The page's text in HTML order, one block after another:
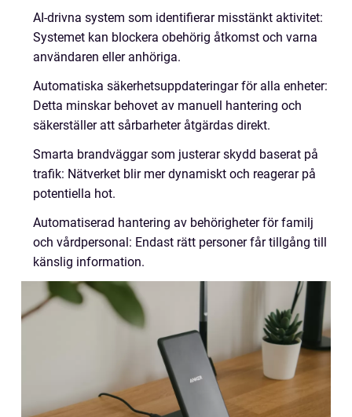
AI-drivna system som identifierar misstänkt aktivitet:
Systemet kan blockera obehörig åtkomst och varna
användaren eller anhöriga.
Automatiska säkerhetsuppdateringar för alla enheter:
Detta minskar behovet av manuell hantering och
säkerställer att sårbarheter åtgärdas direkt.
Smarta brandväggar som justerar skydd baserat på
trafik: Nätverket blir mer dynamiskt och reagerar på
potentiella hot.
Automatiserad hantering av behörigheter för familj
och vårdpersonal: Endast rätt personer får tillgång till
känslig information.